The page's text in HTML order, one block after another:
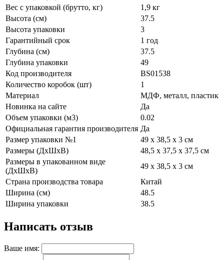
Вес с упаковкой (брутто, кг)
1,9 кг
Высота (см)
37.5
Высота упаковки
3
Гарантийный срок
1 год
Глубина (см)
37.5
Глубина упаковки
49
Код производителя
BS01538
Количество коробок (шт)
1
Материал
МДФ, металл, пластик
Новинка на сайте
Да
Объем упаковки (м3)
0.02
Официальная гарантия производителя Да
Размер упаковки №1
49 x 38,5 x 3 см
Размеры (ДхШхВ)
48,5 x 37,5 х 37,5 см
Размеры в упакованном виде
(ДхШхВ)
49 x 38,5 x 3 см
Страна производства товара
Китай
Ширина (см)
48.5
Ширина упаковки
38.5
Написать отзыв
Ваше имя: